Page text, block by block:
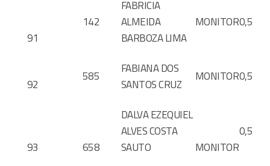
91
142
FABRICIA
ALMEIDA
BARBOZA LIMA
MONITOR0,5
92
585
FABIANA DOS
SANTOS CRUZ
MONITOR0,5
93 658
DALVA EZEQUIEL
ALVES COSTA
SAUTO
MONITOR
0,5